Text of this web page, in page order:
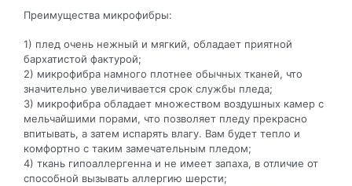
Преимущества микрофибры:
1) плед очень нежный и мягкий, обладает приятной
бархатистой фактурой;
2) микрофибра намного плотнее обычных тканей, что
значительно увеличивается срок службы пледа;
3) микрофибра обладает множеством воздушных камер с
мельчайшими порами, что позволяет пледу прекрасно
впитывать, а затем испарять влагу. Вам будет тепло и
комфортно с таким замечательным пледом;
4) ткань гипоаллергенна и не имеет запаха, в отличие от
способной вызывать аллергию шерсти;